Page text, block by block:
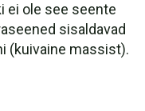
ei ole see seente
sisaldavad
(kuivaine massist).